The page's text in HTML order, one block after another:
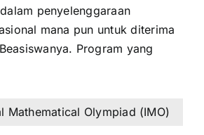
penyelenggaraan
mana pun untuk diterima
Program yang
Mathematical Olympiad (IMO)